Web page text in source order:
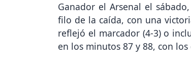
Ganador el Arsenal el
filo de la caída, con una
reflejó el marcador (4-3) o
en los minutos 87 y 88, con